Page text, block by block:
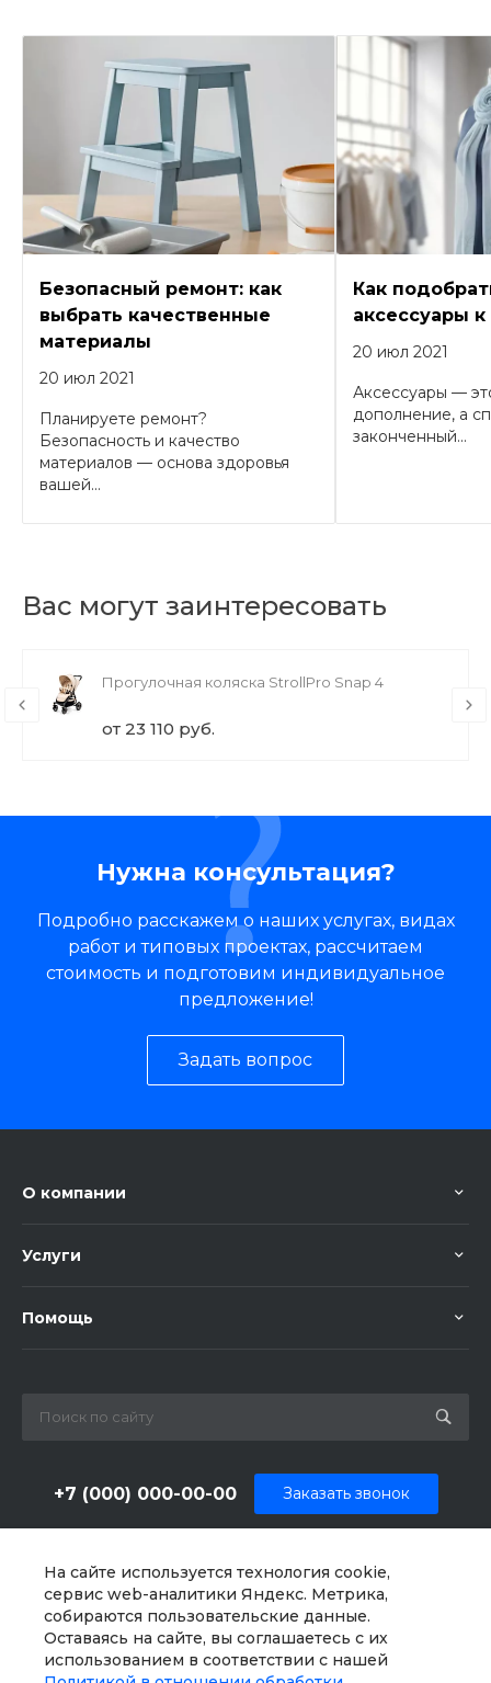
На сайте используется технология cookie,
сервис web-аналитики Яндекс. Метрика,
собираются пользовательские данные.
Оставаясь на сайте, вы соглашаетесь с их
использованием в соответствии с нашей
Безопасный ремонт: как
выбрать качественные
материалы
20 июл 2021
Планируете ремонт?
Безопасность и качество
материалов — основа здоровья
вашей...
Как
аксессуары
20 июл 2021
Аксессуары —
дополнение, а
законченный...
Вас могут заинтересовать
Прогулочная коляска StrollPro Snap 4
от 23 110 руб.
Нужна консультация?
Подробно расскажем о наших услугах, видах
работ и типовых проектах, рассчитаем
стоимость и подготовим индивидуальное
предложение!
Задать вопрос
О компании
Услуги
Помощь
+7 (000) 000-00-00 Заказать звонок
г. Москва, ул. Шапкина, д. 11